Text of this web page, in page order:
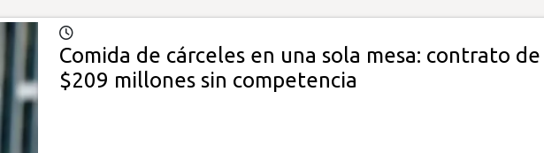
Comida de cárceles en una sola mesa: contrato de
$209 millones sin competencia